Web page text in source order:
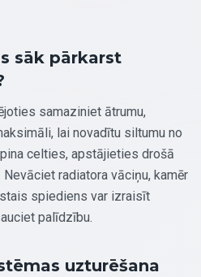
sāk pārkarst
samaziniet ātrumu,
lai novadītu siltumu no
celties, apstājieties drošā
radiatora vāciņu, kamēr
spiediens var izraisīt
palīdzību.
uzturēšana